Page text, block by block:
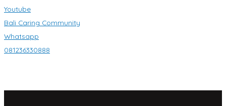
Youtube
Bali Caring Community
Whatsapp
081236330888